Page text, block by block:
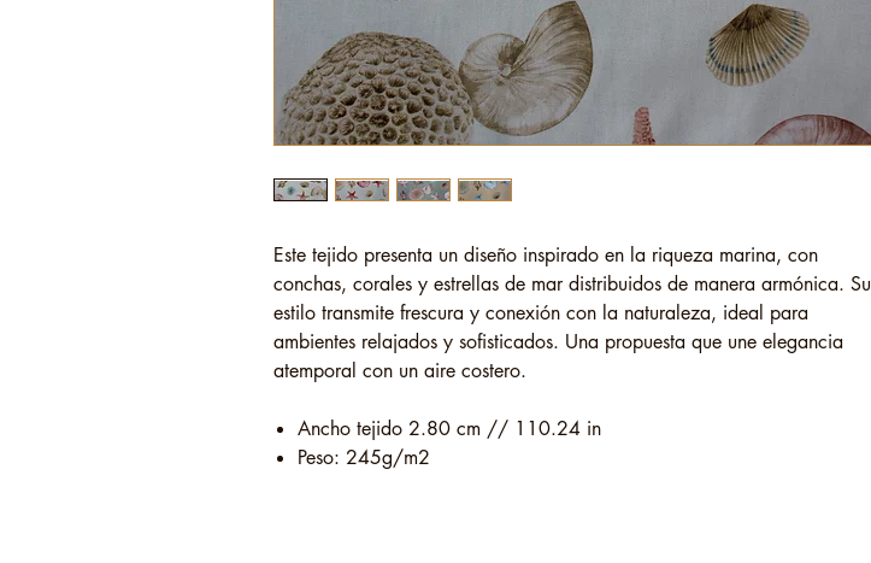
Este tejido presenta un diseño inspirado en la riqueza marina, con
conchas, corales y estrellas de mar distribuidos de manera armónica. Su
estilo transmite frescura y conexión con la naturaleza, ideal para
ambientes relajados y sofisticados. Una propuesta que une elegancia
atemporal con un aire costero.
Ancho tejido 2.80 cm // 110.24 in
Peso: 245g/m2